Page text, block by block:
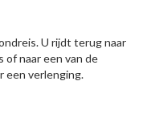
U rijdt terug naar
of naar een van de
een verlenging.